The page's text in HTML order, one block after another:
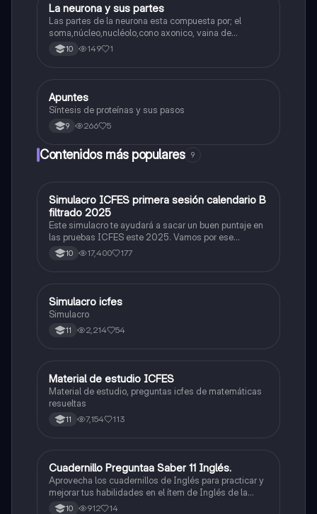
Biologia
La neurona y sus partes
Las partes de la neurona esta compuesta por; el
soma,núcleo,nucléolo,cono axonico, vaina de
mielina,celula schwan,núcleo de schwann,nódulo de
Ranvier,terminal axonico Arborizacion terminal, botón
10 149 1
Biologia
Apuntes
Síntesis de proteínas y sus pasos
9 266 5
Contenidos más populares 9
ICFES: Matemáticas
Simulacro ICFES primera sesión calendario B
filtrado 2025
Este simulacro te ayudará a sacar un buen puntaje en
las pruebas ICFES este 2025. Vamos por ese
500/500. Y poder ser admitido en la universidad que
quieras, estudiar la carrera que quieres y no la que te
10 17,400 177
ICFES: Lectura Crítica
Simulacro icfes
Simulacro
11 2,214 54
ICFES: Matemáticas
Material de estudio ICFES
Material de estudio, preguntas icfes de matemáticas
resueltas
11 7,154 113
ICFES: Inglés
Cuadernillo Preguntaa Saber 11 Inglés.
Aprovecha los cuadernillos de Inglés para practicar y
mejorar tus habilidades en el ítem de Inglés de la
Prueba Saber 11. 🫡
10 912 14